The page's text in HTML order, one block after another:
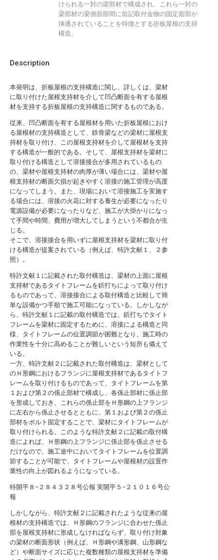
Description
本発明は、折板屋根の支持構造に関し、詳しくは、梁材
に取り付けた屋根支持材を介して凹凸断面を有する屋根
材を支持する折板屋根の支持構造に関するものである。
従来、凹凸断面を有する屋根材を用いた折板屋根におけ
る屋根材の支持構造として、鉄骨梁などの梁材に屋根支
持材を取り付け、この屋根支持材を介して屋根材を支持
する構造が一般的である。そして、屋根支持材を梁材に
取り付ける構造として溶接接合が多用されているもの
の、梁材や屋根支持材の肉厚が薄い場合には、梁材や屋
根支持材の断面欠損が起きやすく溶接の施工管理が高度
になってしまう。また、現場において溶接施工を実施す
る場合には、溶接の火花に対する養生が必要になったり
電源設備が必要になったりなど、施工が大掛かりになっ
て手間や時間、費用が増大してしまうという不都合が生
じる。
そこで、溶接接合を用いずに屋根支持材を梁材に取り付
ける構造が提案されている（例えば、特許文献１、２参
照）。
特許文献１に記載された取付構造は、梁材の上面に屋根
支持材であるタイトフレームを鋲打ちによって取り付け
るものであって、溶接接合による取付構造と比較して簡
単な設備かつ手順で施工可能になっている。しかしなが
ら、特許文献１に記載の取付構造では、鋲打ちでタイト
フレームを梁材に固定するために、溶接による構造と同
様、タイトフレームの位置調節が困難となり、施工時の
作業性を十分に高めることが難しいという短所も備えて
いる。
一方、特許文献２に記載された取付構造は、梁材として
のＨ形鋼におけるフランジに屋根支持材であるタイトフ
レームを取り付けるものであって、タイトフレームを第
１および第２の係止部材で構成し、各係止部材に係止部
を形成しておき、これらの係止部をＨ形鋼の上フランジ
に左右から係止させるとともに、第１および第２の係止
部材をボルト固定することで、梁材にタイトフレームが
取り付けられる。このような特許文献２に記載の取付構
造によれば、Ｈ形鋼の上フランジに係止部を係止させる
だけなので、施工途中においてタイトフレームを位置調
節することが可能で、タイトフレームや屋根材の設置作
業性の向上が図れるようになっている。
特開平８−２８４３２８号公報 実開平５−２１０１６号公
報
しかしながら、特許文献２に記載されたような従来の屋
根材の支持構造では、Ｈ形鋼のフランジに合わせた係止
部を屋根支持材に形成しなければならず、取り付け対象
の梁材の断面形状（例えば、Ｈ形鋼や溝形鋼、山形鋼な
ど）や断面サイズに応じた複数種類の屋根支持材を準備
けられる一対の梁部材で構成され、これら一対の
梁部材の梁側面部間に前記取付金物の固定面部が
挿通されていることを特徴とする折板屋根の支持
構造。